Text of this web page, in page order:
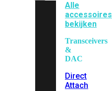
Alle
accessoires
bekijken
Transceivers
&
DAC
Direct
Attach